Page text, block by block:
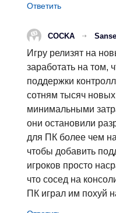
COCKA
Игру релизят на
заработать на том,
поддержки
сотням тысяч
минимальными
они остановили
для ПК более чем
чтобы добавить
игроков просто
что сосед на
ПК играл им похуй